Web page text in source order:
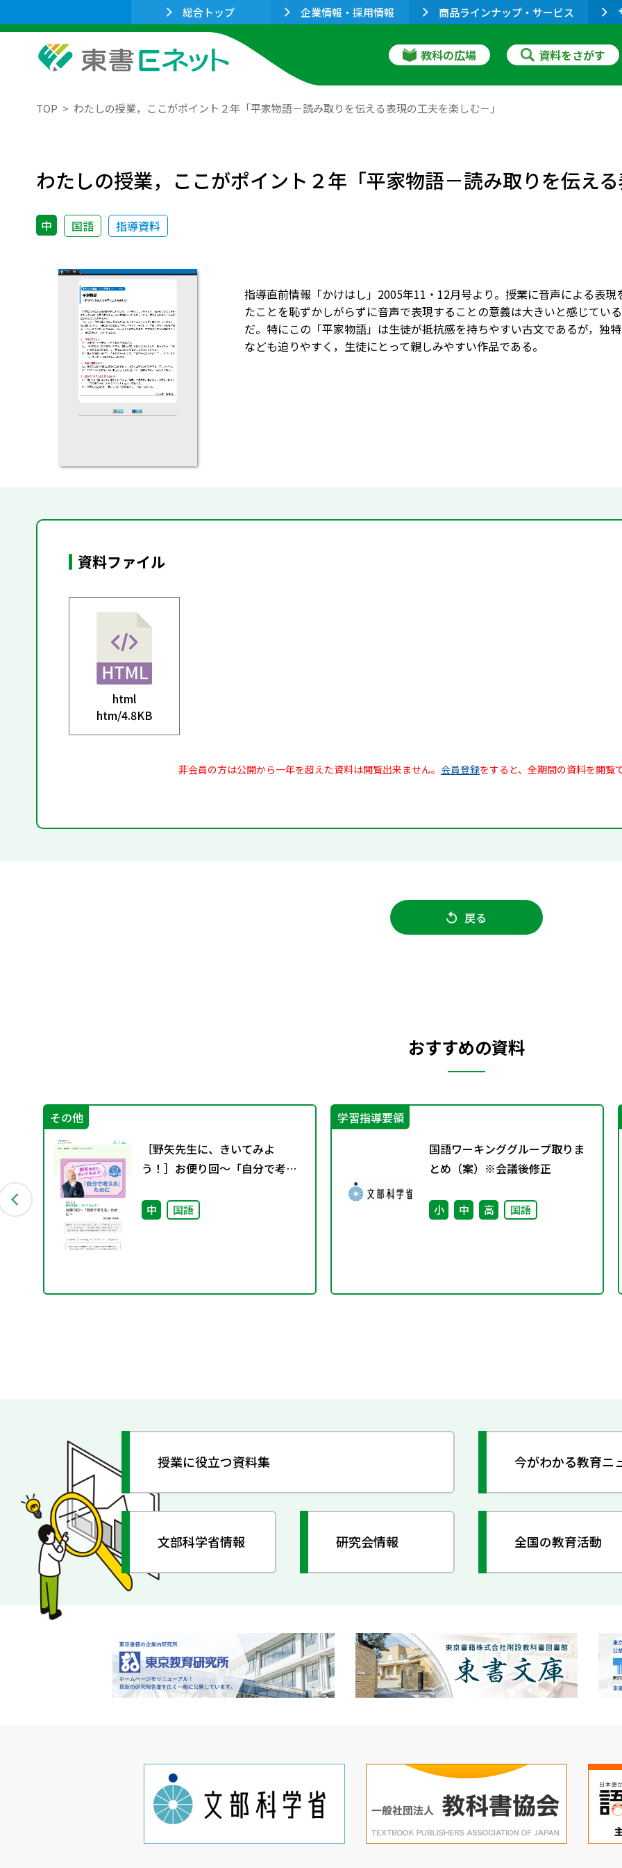
総合トップ 企業情報・採用情報 商品ラインナップ・サービス
教科の広場 資料をさがす
TOP わたしの授業，ここがポイント２年「平家物語－読み取りを伝える表現の工夫を楽しむ－」
わたしの授業，ここがポイント２年「平家物語－読み取りを伝える
中 国語 指導資料
指導直前情報「かけはし」2005年11・12月号より。授業に音声による表
たことを恥ずかしがらずに音声で表現することの意義は大きいと感じてい
だ。特にこの「平家物語」は生徒が抵抗感を持ちやすい古文であるが，独
なども迫りやすく，生徒にとって親しみやすい作品である。
資料ファイル
html
htm/4.8KB
非会員の方は公開から一年を超えた資料は閲覧出来ません。 会員登録をすると、全期間の資料を閲覧
戻る
おすすめの資料
その他
［野矢先生に、きいてみよ
う！］お便り回～「自分で考え
中 国語
学習指導要領
国語ワーキンググループ取りま
とめ（案）※会議後修正
小 中 高 国語
授業に役立つ資料集 今がわかる教育ニ
文部科学省情報 研究会情報 全国の教育活動